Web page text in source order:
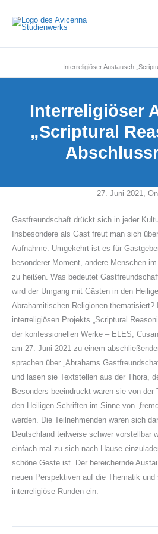
Inhalt
Interreligiöser Austausch
Interreligiöser
„Scriptural
27. Juni 2021,
Gastfreundschaft drückt sich in jeder
Insbesondere als Gast freut man sich
Aufnahme. Umgekehrt ist es für
besonderer Moment, andere Menschen
zu heißen. Was bedeutet
wird der Umgang mit Gästen in den
Abrahamitischen Religionen thematisiert?
interreligiösen Projekts „Scriptural
der konfessionellen Werke – ELES,
am 27. Juni 2021 zu einem
sprachen über „Abrahams
und lasen sie Textstellen aus der Thora,
Besonders beeindruckt waren sie von
den Heiligen Schriften im Sinne von
werden. Die Teilnehmenden waren sich
Deutschland teilweise schwer vorstellbar
einfach mal zu sich nach Hause
schöne Geste ist. Der bereichernde
neuen Perspektiven auf die Thematik
interreligiöse Runden ein.